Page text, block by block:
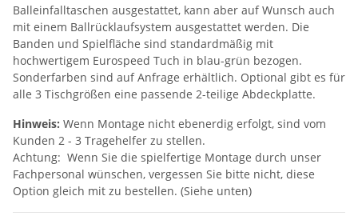
Balleinfalltaschen ausgestattet, kann aber auf Wunsch auch
mit einem Ballrücklaufsystem ausgestattet werden. Die
Banden und Spielfläche sind standardmäßig mit
hochwertigem Eurospeed Tuch in blau-grün bezogen.
Sonderfarben sind auf Anfrage erhältlich. Optional gibt es für
alle 3 Tischgrößen eine passende 2-teilige Abdeckplatte.
Hinweis: Wenn Montage nicht ebenerdig erfolgt, sind vom
Kunden 2 - 3 Tragehelfer zu stellen.
Achtung: Wenn Sie die spielfertige Montage durch unser
Fachpersonal wünschen, vergessen Sie bitte nicht, diese
Option gleich mit zu bestellen. (Siehe unten)